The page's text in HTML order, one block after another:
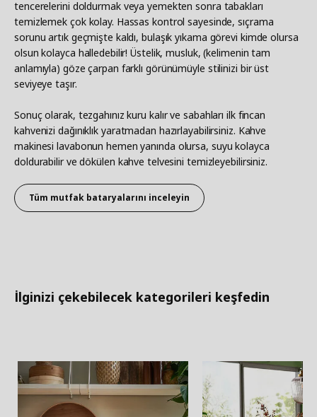
tencerelerini doldurmak veya yemekten sonra tabakları
temizlemek çok kolay. Hassas kontrol sayesinde, sıçrama
sorunu artık geçmişte kaldı, bulaşık yıkama görevi kimde olursa
olsun kolayca halledebilir! Üstelik, musluk, (kelimenin tam
anlamıyla) göze çarpan farklı görünümüyle stilinizi bir üst
seviyeye taşır.
Sonuç olarak, tezgahınız kuru kalır ve sabahları ilk fincan
kahvenizi dağınıklık yaratmadan hazırlayabilirsiniz. Kahve
makinesi lavabonun hemen yanında olursa, suyu kolayca
doldurabilir ve dökülen kahve telvesini temizleyebilirsiniz.
Tüm mutfak bataryalarını inceleyin
İlginizi çekebilecek kategorileri keşfedin